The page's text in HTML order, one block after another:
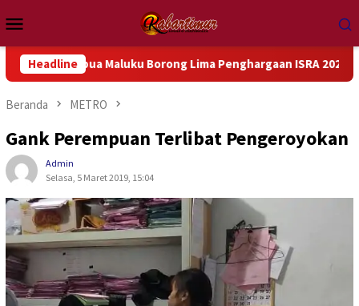
ke
kontenMobile
Headline
Maluku Borong Lima Penghargaan ISRA 2026
Beranda METRO
Gank Perempuan Terlibat Pengeroyokan
Admin
Selasa, 5 Maret 2019, 15:04